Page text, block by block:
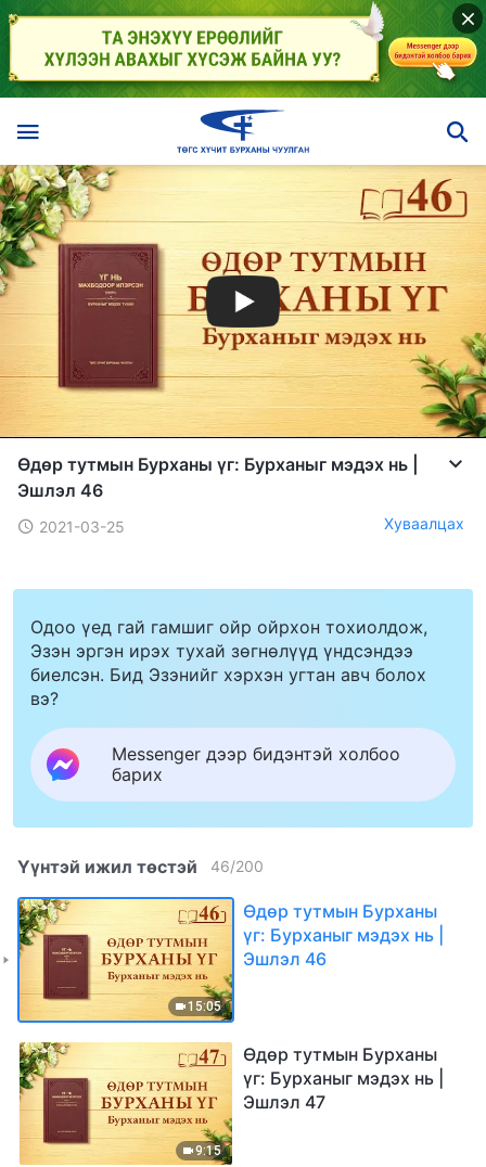
Өдөр тутмын Бурханы үг: Бурханыг мэдэх нь |
Эшлэл 46
2021-03-25 Хуваалцах
Одоо үед гай гамшиг ойр ойрхон тохиолдож,
Эзэн эргэн ирэх тухай зөгнөлүүд үндсэндээ
биелсэн. Бид Эзэнийг хэрхэн угтан авч болох
вэ?
Messenger дээр бидэнтэй холбоо
барих
Үүнтэй ижил төстэй 46/200
15:05
Өдөр тутмын Бурханы
үг: Бурханыг мэдэх нь |
Эшлэл 46
9:15
Өдөр тутмын Бурханы
үг: Бурханыг мэдэх нь |
Эшлэл 47